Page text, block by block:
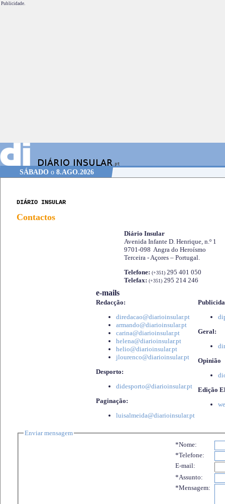
Publicidade.
SÁBADOo 8.AGO.2026
DIÁRIO INSULAR
Contactos
Diário Insular
Avenida Infante D. Henrique, n.º 1
9701-098 Angra do Heroísmo
Terceira - Açores – Portugal.
Telefone: (+351) 295 401 050
Telefax: (+351) 295 214 246
e-mails
Redacção:
diredacao@diarioinsular.pt
armando@diarioinsular.pt
carina@diarioinsular.pt
helena@diarioinsular.pt
helio@diarioinsular.pt
jlourenco@diarioinsular.pt
Desporto:
didesporto@diarioinsular.pt
Paginação:
luisalmeida@diarioinsular.pt
Geral:
Opinião
Edição
Enviar mensagem
*Nome:
*Telefone:
E-mail:
*Assunto:
*Mensagem: